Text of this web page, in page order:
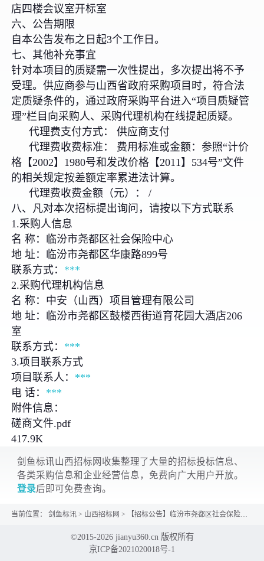
店四楼会议室开标室
六、公告期限
自本公告发布之日起3个工作日。
七、其他补充事宜
针对本项目的质疑需一次性提出，多次提出将不予
受理。供应商参与山西省政府采购项目时，符合法
定质疑条件的，通过政府采购平台进入“项目质疑管
理”栏目向采购人、采购代理机构在线提起质疑。
代理费支付方式： 供应商支付
代理费收费标准： 费用标准或金额：参照“计价
格【2002】1980号和发改价格【2011】534号”文件
的相关规定按差额定率累进法计算。
代理费收费金额（元）： /
八、凡对本次招标提出询问，请按以下方式联系
1.采购人信息
名 称：临汾市尧都区社会保险中心
地 址：临汾市尧都区华康路899号
联系方式： ***
2.采购代理机构信息
名 称：中安（山西）项目管理有限公司
地 址：临汾市尧都区鼓楼西街道育花园大酒店206
室
联系方式： ***
3.项目联系方式
项目联系人： ***
电 话： ***
附件信息：
磋商文件.pdf
417.9K
剑鱼标讯山西招标网收集整理了大量的招标投标信息、
各类采购信息和企业经营信息，免费向广大用户开放。
登录后即可免费查询。
当前位置： 剑鱼标讯 > 山西招标网 > 【招标公告】临汾市尧都区社会保险中心辅助工作服务项目竞争性磋商采购公告
©2015-2026 jianyu360.cn 版权所有
京ICP备2021020018号-1